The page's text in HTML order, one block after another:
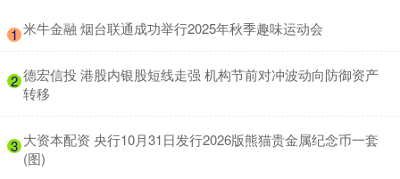
1 ​米牛金融 烟台联通成功举行2025年秋季趣味运动会
2 ​德宏信投 港股内银股短线走强 机构节前对冲波动向防御资产
转移
3 ​大资本配资 央行10月31日发行2026版熊猫贵金属纪念币一套
(图)